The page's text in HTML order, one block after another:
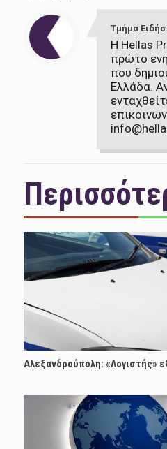
Τμήμα
Η Hellas
πρώτο
που
Ελλάδα.
Αλεξανδρούπολη: «Λογιστής»